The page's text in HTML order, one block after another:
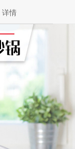
详情